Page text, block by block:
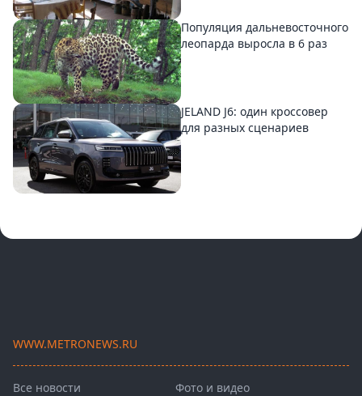
Популяция дальневосточного
леопарда выросла в 6 раз
JELAND J6: один кроссовер
для разных сценариев
WWW.METRONEWS.RU
Все новости
Фото и видео